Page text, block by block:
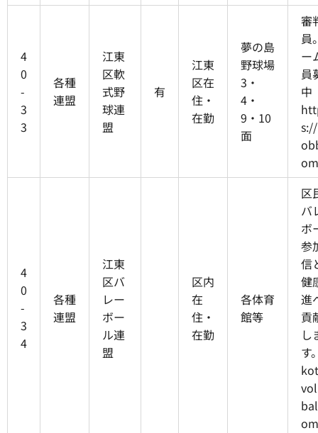
4
0
-
3
3
各種
連盟
江東
区軟
式野
球連
盟
有
江東
区在
住・
在勤
夢の島
野球場
3・
4・
9・10
面
審
員
ー
員
中
om
4
0
-
3
4
各種
連盟
江東
区バ
レー
ボー
ル連
盟
区内
在
住・
在勤
各体育
館等
区
バ
ボ
参
信
健
進
貢
し
す
om